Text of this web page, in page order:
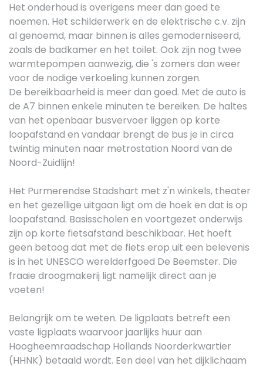
Het onderhoud is overigens meer dan goed te
noemen. Het schilderwerk en de elektrische c.v. zijn
al genoemd, maar binnen is alles gemoderniseerd,
zoals de badkamer en het toilet. Ook zijn nog twee
warmtepompen aanwezig, die 's zomers dan weer
voor de nodige verkoeling kunnen zorgen.
De bereikbaarheid is meer dan goed. Met de auto is
de A7 binnen enkele minuten te bereiken. De haltes
van het openbaar busvervoer liggen op korte
loopafstand en vandaar brengt de bus je in circa
twintig minuten naar metrostation Noord van de
Noord-Zuidlijn!
Het Purmerendse Stadshart met z'n winkels, theater
en het gezellige uitgaan ligt om de hoek en dat is op
loopafstand. Basisscholen en voortgezet onderwijs
zijn op korte fietsafstand beschikbaar. Het hoeft
geen betoog dat met de fiets erop uit een belevenis
is in het UNESCO werelderfgoed De Beemster. Die
fraaie droogmakerij ligt namelijk direct aan je
voeten!
Belangrijk om te weten. De ligplaats betreft een
vaste ligplaats waarvoor jaarlijks huur aan
Hoogheemraadschap Hollands Noorderkwartier
(HHNK) betaald wordt. Een deel van het dijklichaam